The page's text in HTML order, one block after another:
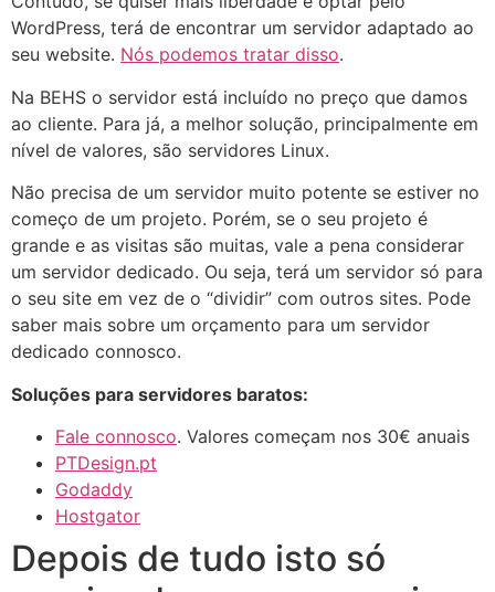
WordPress, terá de encontrar um servidor adaptado ao
seu website. Nós podemos tratar disso.
Na BEHS o servidor está incluído no preço que damos
ao cliente. Para já, a melhor solução, principalmente em
nível de valores, são servidores Linux.
Não precisa de um servidor muito potente se estiver no
começo de um projeto. Porém, se o seu projeto é
grande e as visitas são muitas, vale a pena considerar
um servidor dedicado. Ou seja, terá um servidor só para
o seu site em vez de o “dividir” com outros sites. Pode
saber mais sobre um orçamento para um servidor
dedicado connosco.
Soluções para servidores baratos:
Fale connosco. Valores começam nos 30€ anuais
PTDesign.pt
Godaddy
Hostgator
Depois de tudo isto só